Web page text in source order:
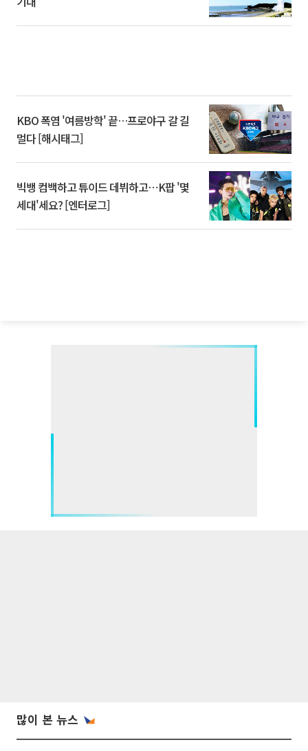
KBO 폭염 '여름방학' 끝…프로야구 갈 길
멀다 [해시태그]
빅뱅 컴백하고 튜이드 데뷔하고⋯K팝 '몇
세대'세요? [엔터로그]
많이 본 뉴스